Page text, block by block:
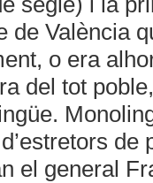
de València
o era
del tot
de
el general